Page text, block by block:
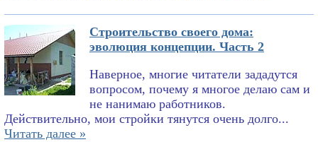
Строительство своего дома:
эволюция концепции. Часть 2
Наверное, многие читатели зададутся
вопросом, почему я многое делаю сам и
не нанимаю работников.
Действительно, мои стройки тянутся очень долго...
Читать далее »